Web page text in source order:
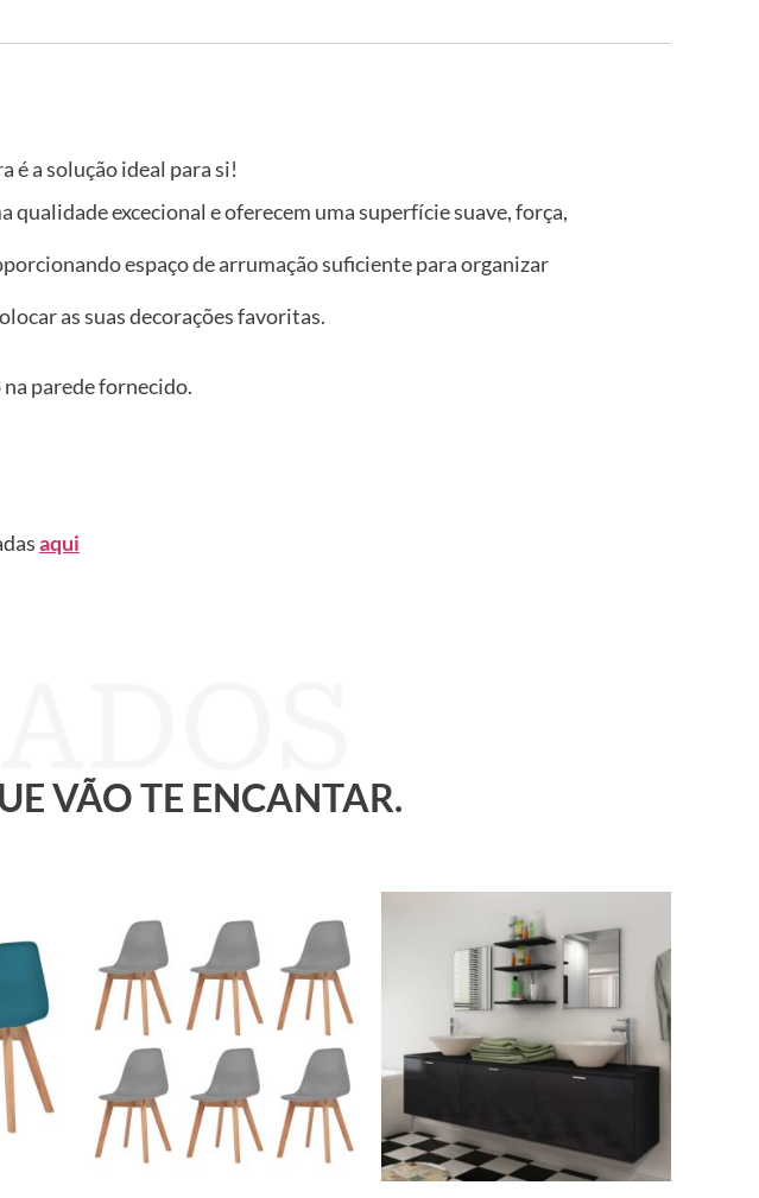
é a solução ideal para si!
excecional e oferecem uma superfície suave, força,
espaço de arrumação suficiente para organizar
as suas decorações favoritas.
parede fornecido.
aqui
VÃO TE ENCANTAR.